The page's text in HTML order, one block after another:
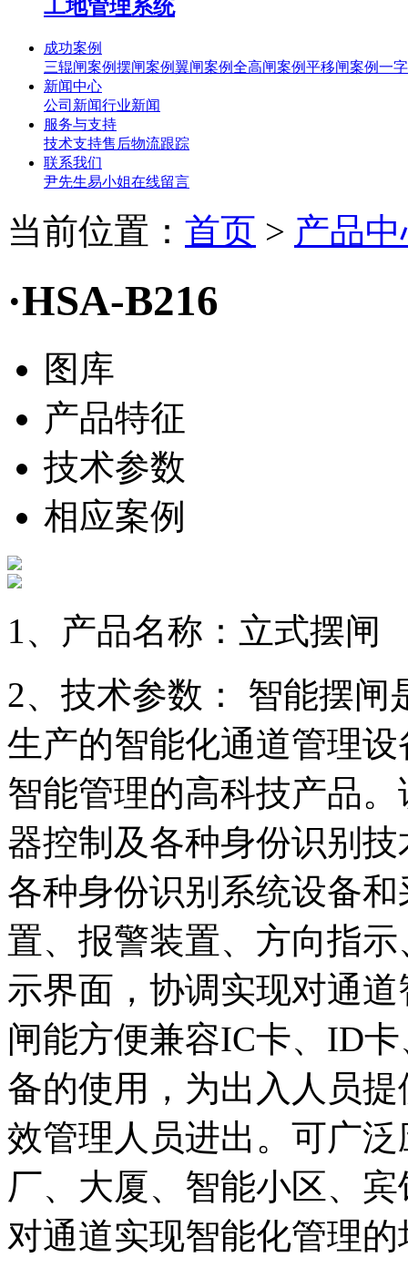
工地管理系统
成功案例
三辊闸案例摆闸案例 翼闸案例全高闸案例平移闸案例一
新闻中心
公司新闻行业新闻
服务与支持
技术支持售后物流跟踪
联系我们
尹先生易小姐在线留言
当前位置： 首页 > 产品
·HSA-B216
图库
产品特征
技术参数
相应案例
1、产品名称：立式摆闸
2、技术参数： 智能摆
生产的智能化通道管理
智能管理的高科技产品
器控制及各种身份识别
各种身份识别系统设备
置、报警装置、方向指
示界面，协调实现对通
闸能方便兼容IC卡、ID
备的使用，为出入人员
效管理人员进出。可广
厂、大厦、智能小区、
对通道实现智能化管理的